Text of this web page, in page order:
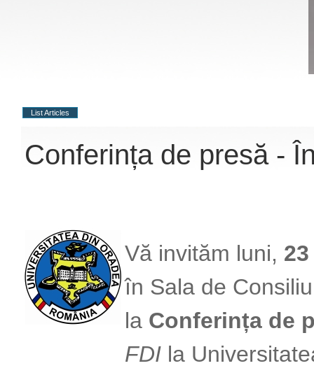
List Articles
Conferința de presă -
Vă invităm luni,
în Sala de
la Conferința de
FDI la